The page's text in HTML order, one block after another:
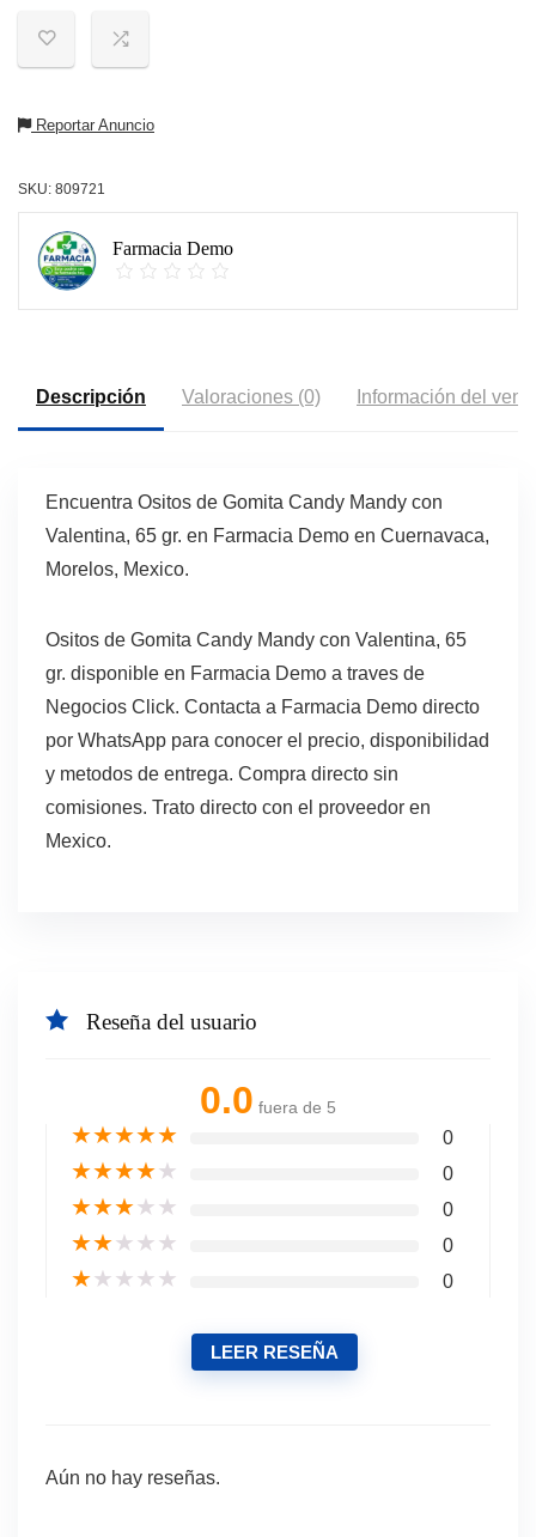
Reportar Anuncio
SKU: 809721
Farmacia Demo
Descripción Valoraciones (0) Información del
Encuentra Ositos de Gomita Candy Mandy con
Valentina, 65 gr. en Farmacia Demo en Cuernavaca,
Morelos, Mexico.
Ositos de Gomita Candy Mandy con Valentina, 65
gr. disponible en Farmacia Demo a traves de
Negocios Click. Contacta a Farmacia Demo directo
por WhatsApp para conocer el precio, disponibilidad
y metodos de entrega. Compra directo sin
comisiones. Trato directo con el proveedor en
Mexico.
Reseña del usuario
0.0 fuera de 5
★★★★★ 0
★★★★★ 0
★★★★★ 0
★★★★★ 0
★★★★★ 0
LEER RESEÑA
Aún no hay reseñas.